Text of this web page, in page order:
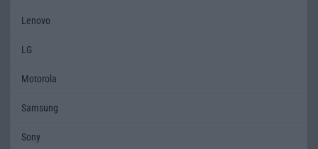
Lenovo
LG
Motorola
Samsung
Sony